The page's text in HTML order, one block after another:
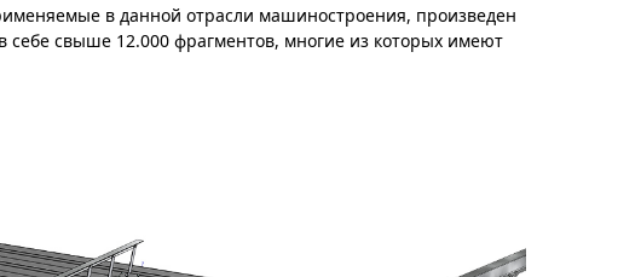
в данной отрасли машиностроения, произведен
себе свыше 12.000 фрагментов, многие из которых имеют